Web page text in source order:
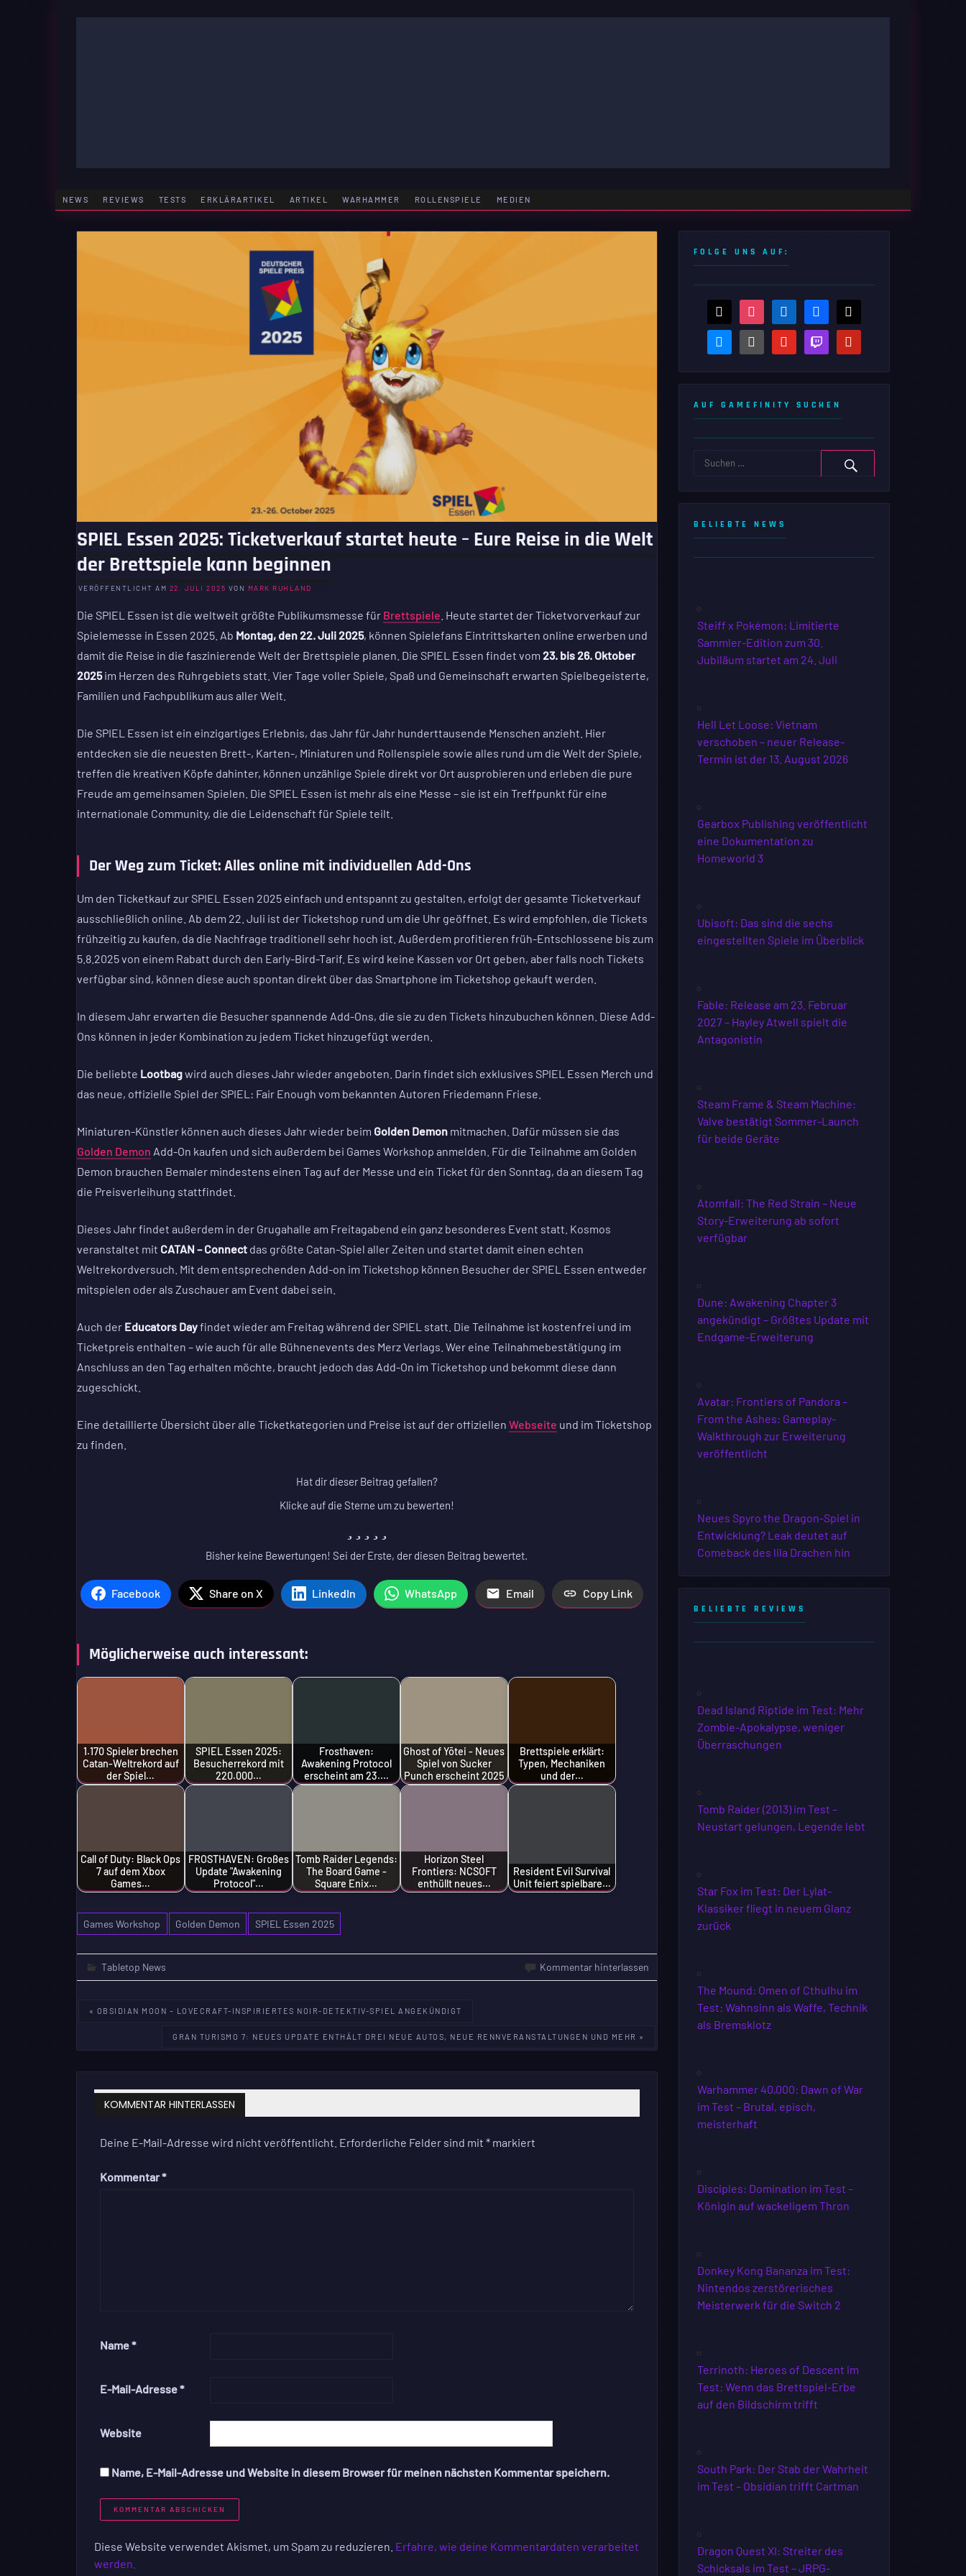
NEWS REVIEWS TESTS ERKLÄRARTIKEL ARTIKEL WARHAMMER ROLLENSPIELE MEDIEN
SPIEL Essen 2025: Ticketverkauf startet heute – Eure Reise in die Welt
der Brettspiele kann beginnen
VERÖFFENTLICHT AM 22. JULI 2025 VON MARK RUHLAND
Die SPIEL Essen ist die weltweit größte Publikumsmesse für Brettspiele . Heute startet der Ticketvorverkauf zur
Spielemesse in Essen 2025. Ab Montag, den 22. Juli 2025, können Spielefans Eintrittskarten online erwerben und
damit die Reise in die faszinierende Welt der Brettspiele planen. Die SPIEL Essen findet vom 23. bis 26. Oktober
2025im Herzen des Ruhrgebiets statt. Vier Tage voller Spiele, Spaß und Gemeinschaft erwarten Spielbegeisterte,
Familien und Fachpublikum aus aller Welt.
Die SPIEL Essen ist ein einzigartiges Erlebnis, das Jahr für Jahr hunderttausende Menschen anzieht. Hier
entdecken sie die neuesten Brett-, Karten-, Miniaturen und Rollenspiele sowie alles rund um die Welt der Spiele,
treffen die kreativen Köpfe dahinter, können unzählige Spiele direkt vor Ort ausprobieren und erleben die pure
Freude am gemeinsamen Spielen. Die SPIEL Essen ist mehr als eine Messe – sie ist ein Treffpunkt für eine
internationale Community, die die Leidenschaft für Spiele teilt.
Der Weg zum Ticket: Alles online mit individuellen Add-Ons
Um den Ticketkauf zur SPIEL Essen 2025 einfach und entspannt zu gestalten, erfolgt der gesamte Ticketverkauf
ausschließlich online. Ab dem 22. Juli ist der Ticketshop rund um die Uhr geöffnet. Es wird empfohlen, die Tickets
frühzeitig zu kaufen, da die Nachfrage traditionell sehr hoch ist. Außerdem profitieren früh-Entschlossene bis zum
5.8.2025 von einem Rabatt durch den Early-Bird-Tarif. Es wird keine Kassen vor Ort geben, aber falls noch Tickets
verfügbar sind, können diese auch spontan direkt über das Smartphone im Ticketshop gekauft werden.
In diesem Jahr erwarten die Besucher spannende Add-Ons, die sie zu den Tickets hinzubuchen können. Diese Add-
Ons können in jeder Kombination zu jedem Ticket hinzugefügt werden.
Die beliebte Lootbagwird auch dieses Jahr wieder angeboten. Darin findet sich exklusives SPIEL Essen Merch und
das neue, offizielle Spiel der SPIEL: Fair Enough vom bekannten Autoren Friedemann Friese.
Miniaturen-Künstler können auch dieses Jahr wieder beim Golden Demonmitmachen. Dafür müssen sie das
Golden Demon Add-On kaufen und sich außerdem bei Games Workshop anmelden. Für die Teilnahme am Golden
Demon brauchen Bemaler mindestens einen Tag auf der Messe und ein Ticket für den Sonntag, da an diesem Tag
die Preisverleihung stattfindet.
Dieses Jahr findet außerdem in der Grugahalle am Freitagabend ein ganz besonderes Event statt. Kosmos
veranstaltet mit CATAN – Connectdas größte Catan-Spiel aller Zeiten und startet damit einen echten
Weltrekordversuch. Mit dem entsprechenden Add-on im Ticketshop können Besucher der SPIEL Essen entweder
mitspielen oder als Zuschauer am Event dabei sein.
Auch der Educators Dayfindet wieder am Freitag während der SPIEL statt. Die Teilnahme ist kostenfrei und im
Ticketpreis enthalten – wie auch für alle Bühnenevents des Merz Verlags. Wer eine Teilnahmebestätigung im
Anschluss an den Tag erhalten möchte, braucht jedoch das Add-On im Ticketshop und bekommt diese dann
zugeschickt.
Eine detaillierte Übersicht über alle Ticketkategorien und Preise ist auf der offiziellen Webseite und im Ticketshop
zu finden.
Hat dir dieser Beitrag gefallen?
Klicke auf die Sterne um zu bewerten!
Bisher keine Bewertungen! Sei der Erste, der diesen Beitrag bewertet.
Facebook Share on X LinkedIn WhatsApp Email Copy Link
Möglicherweise auch interessant:
1.170 Spieler brechen
Catan-Weltrekord auf
der Spiel…
SPIEL Essen 2025:
Besucherrekord mit
220.000…
Frosthaven:
Awakening Protocol
erscheint am 23.…
Ghost of Yōtei - Neues
Spiel von Sucker
Punch erscheint 2025
Brettspiele erklärt:
Typen, Mechaniken
und der…
Call of Duty: Black Ops
7 auf dem Xbox
Games…
FROSTHAVEN: Großes
Update "Awakening
Protocol"…
Tomb Raider Legends:
The Board Game -
Square Enix…
Horizon Steel
Frontiers: NCSOFT
enthüllt neues…
Resident Evil Survival
Unit feiert spielbare…
Games Workshop Golden Demon SPIEL Essen 2025
Tabletop News Kommentar hinterlassen
Beitragsnavigation
« OBSIDIAN MOON – LOVECRAFT-INSPIRIERTES NOIR-DETEKTIV-SPIEL ANGEKÜNDIGT
GRAN TURISMO 7: NEUES UPDATE ENTHÄLT DREI NEUE AUTOS, NEUE RENNVERANSTALTUNGEN UND MEHR »
KOMMENTAR HINTERLASSEN
Deine E-Mail-Adresse wird nicht veröffentlicht. Erforderliche Felder sind mit *markiert
Kommentar*
Name*
E-Mail-Adresse*
Website
Name, E-Mail-Adresse und Website in diesem Browser für meinen nächsten Kommentar speichern.
Diese Website verwendet Akismet, um Spam zu reduzieren. Erfahre, wie deine Kommentardaten verarbeitet
werden.
FOLGE UNS AUF:
threads instagramlinkedin facebook
bluesky steam-
square
youtubetwitch pinterest
AUF GAMEFINITY SUCHEN
BELIEBTE NEWS
Steiff x Pokémon: Limitierte
Sammler-Edition zum 30.
Jubiläum startet am 24. Juli
Hell Let Loose: Vietnam
verschoben – neuer Release-
Termin ist der 13. August 2026
Gearbox Publishing veröffentlicht
eine Dokumentation zu
Homeworld 3
Ubisoft: Das sind die sechs
eingestellten Spiele im Überblick
Fable: Release am 23. Februar
2027 – Hayley Atwell spielt die
Antagonistin
Steam Frame & Steam Machine:
Valve bestätigt Sommer-Launch
für beide Geräte
Atomfall: The Red Strain – Neue
Story-Erweiterung ab sofort
verfügbar
Dune: Awakening Chapter 3
angekündigt – Größtes Update mit
Endgame-Erweiterung
Avatar: Frontiers of Pandora –
From the Ashes: Gameplay-
Walkthrough zur Erweiterung
veröffentlicht
Neues Spyro the Dragon-Spiel in
Entwicklung? Leak deutet auf
Comeback des lila Drachen hin
BELIEBTE REVIEWS
Dead Island Riptide im Test: Mehr
Zombie-Apokalypse, weniger
Überraschungen
Tomb Raider (2013) im Test –
Neustart gelungen, Legende lebt
Star Fox im Test: Der Lylat-
Klassiker fliegt in neuem Glanz
zurück
The Mound: Omen of Cthulhu im
Test: Wahnsinn als Waffe, Technik
als Bremsklotz
Warhammer 40,000: Dawn of War
im Test – Brutal, episch,
meisterhaft
Disciples: Domination im Test –
Königin auf wackeligem Thron
Donkey Kong Bananza im Test:
Nintendos zerstörerisches
Meisterwerk für die Switch 2
Terrinoth: Heroes of Descent im
Test: Wenn das Brettspiel-Erbe
auf den Bildschirm trifft
South Park: Der Stab der Wahrheit
im Test – Obsidian trifft Cartman
Dragon Quest XI: Streiter des
Schicksals im Test – JRPG-